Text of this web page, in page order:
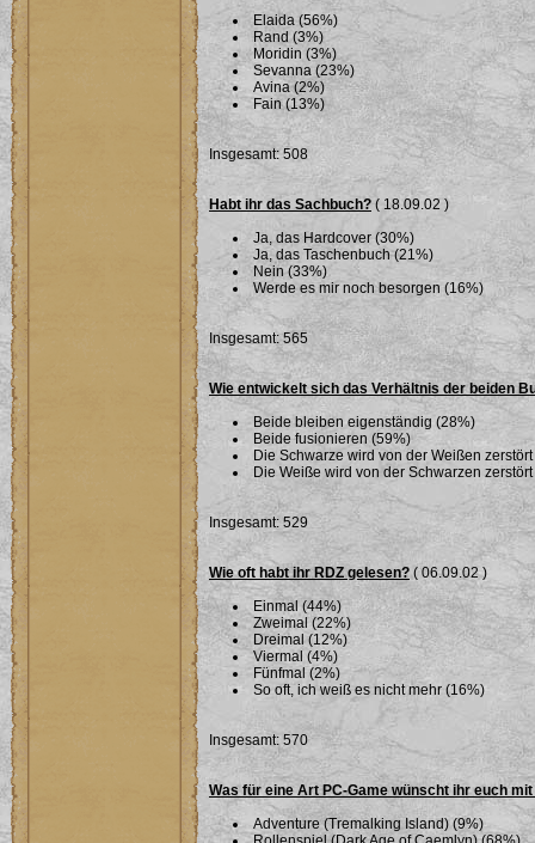
Elaida (56%)
Rand (3%)
Moridin (3%)
Sevanna (23%)
Avina (2%)
Fain (13%)
Insgesamt: 508
Habt ihr das Sachbuch? ( 18.09.02 )
Ja, das Hardcover (30%)
Ja, das Taschenbuch (21%)
Nein (33%)
Werde es mir noch besorgen (16%)
Insgesamt: 565
Wie entwickelt sich das Verhältnis der beiden
Beide bleiben eigenständig (28%)
Beide fusionieren (59%)
Die Schwarze wird von der Weißen
Die Weiße wird von der Schwarzen
Insgesamt: 529
Wie oft habt ihr RDZ gelesen?( 06.09.02 )
Einmal (44%)
Zweimal (22%)
Dreimal (12%)
Viermal (4%)
Fünfmal (2%)
So oft, ich weiß es nicht mehr (16%)
Insgesamt: 570
Was für eine Art PC-Game wünscht ihr euch
Adventure (Tremalking Island) (9%)